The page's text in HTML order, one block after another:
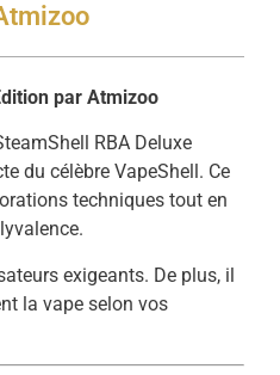
par Atmizoo
RBA Deluxe
du célèbre VapeShell. Ce
techniques tout en
exigeants. De plus, il
la vape selon vos